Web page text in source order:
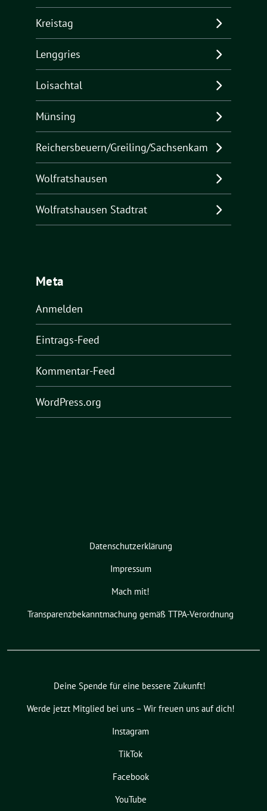
Kreistag
Lenggries
Loisachtal
Münsing
Reichersbeuern/Greiling/Sachsenkam
Wolfratshausen
Wolfratshausen Stadtrat
Meta
Anmelden
Eintrags-Feed
Kommentar-Feed
WordPress.org
Datenschutzerklärung
Impressum
Mach mit!
Transparenzbekanntmachung gemäß TTPA-Verordnung
Deine Spende für eine bessere Zukunft!
Werde jetzt Mitglied bei uns – Wir freuen uns auf dich!
Instagram
TikTok
Facebook
YouTube